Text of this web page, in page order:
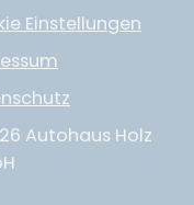
Einstellungen
Autohaus Holz